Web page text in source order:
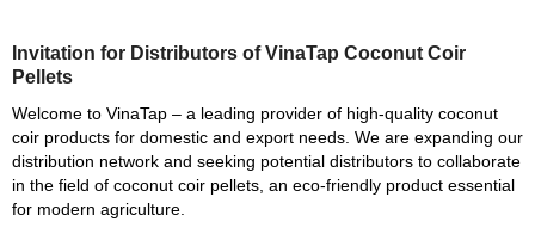
Invitation for Distributors of VinaTap Coconut Coir
Pellets
Welcome to VinaTap – a leading provider of high-quality coconut
coir products for domestic and export needs. We are expanding our
distribution network and seeking potential distributors to collaborate
in the field of coconut coir pellets, an eco-friendly product essential
for modern agriculture.